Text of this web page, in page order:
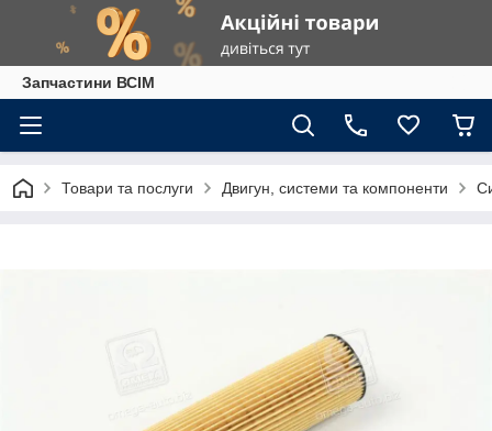
Запчастини ВСІМ
Товари та послуги Двигун, системи та компоненти